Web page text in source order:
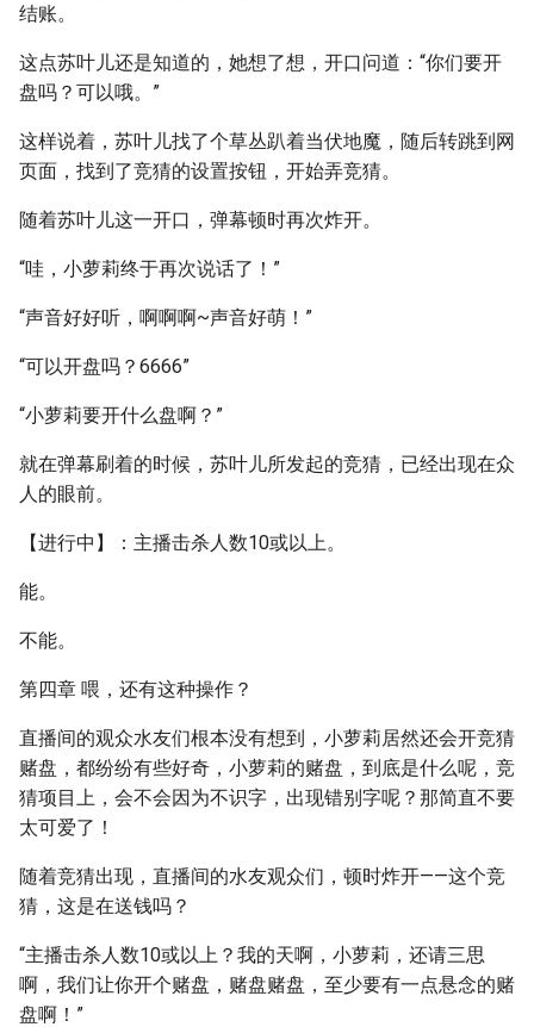
结账。
这点苏叶儿还是知道的，她想了想，开口问道：“你们要开
盘吗？可以哦。”
这样说着，苏叶儿找了个草丛趴着当伏地魔，随后转跳到网
页面，找到了竞猜的设置按钮，开始弄竞猜。
随着苏叶儿这一开口，弹幕顿时再次炸开。
“哇，小萝莉终于再次说话了！”
“声音好好听，啊啊啊~声音好萌！”
“可以开盘吗？6666”
“小萝莉要开什么盘啊？”
就在弹幕刷着的时候，苏叶儿所发起的竞猜，已经出现在众
人的眼前。
【进行中】：主播击杀人数10或以上。
能。
不能。
第四章 喂，还有这种操作？
直播间的观众水友们根本没有想到，小萝莉居然还会开竞猜
赌盘，都纷纷有些好奇，小萝莉的赌盘，到底是什么呢，竞
猜项目上，会不会因为不识字，出现错别字呢？那简直不要
太可爱了！
随着竞猜出现，直播间的水友观众们，顿时炸开——这个竞
猜，这是在送钱吗？
“主播击杀人数10或以上？我的天啊，小萝莉，还请三思
啊，我们让你开个赌盘，赌盘赌盘，至少要有一点悬念的赌
盘啊！”